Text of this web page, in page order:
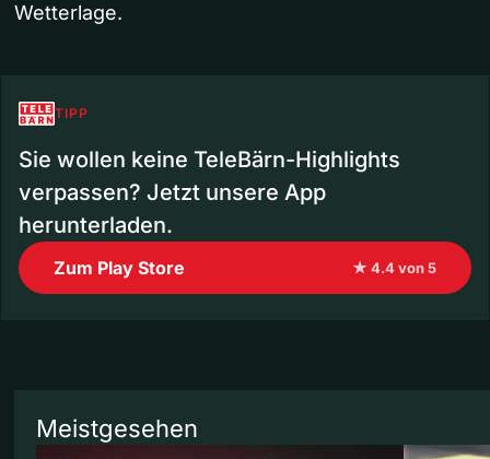
Wetterlage.
TIPP
Sie wollen keine TeleBärn-Highlights
verpassen? Jetzt unsere App
herunterladen.
Zum Play Store ★ 4.4 von 5
Meistgesehen